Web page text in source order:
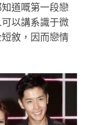
道嘅第一段戀
以講系識于微
敘，因而戀情